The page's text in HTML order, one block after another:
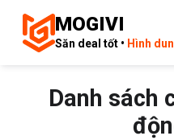
MOGIVI
Săn deal tốt • Hình
Danh sách